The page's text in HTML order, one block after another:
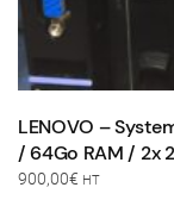
LENOVO –
/ 64Go RAM / 2x
900,00€ HT